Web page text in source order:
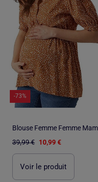
-73%
39,99 € 10,99 €
Voir le produit